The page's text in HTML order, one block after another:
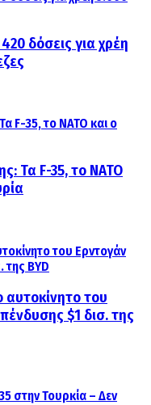
δόσεις για χρέη
Τα F-35, το ΝΑΤΟ
αυτοκίνητο του
$1 δισ. της